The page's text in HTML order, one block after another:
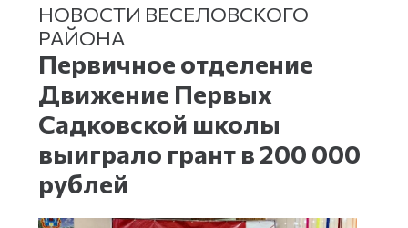
НОВОСТИ ВЕСЕЛОВСКОГО
РАЙОНА
Первичное отделение
Движение Первых
Садковской школы
выиграло грант в 200 000
рублей